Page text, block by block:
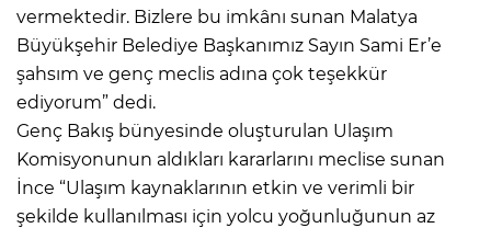
vermektedir. Bizlere bu imkânı sunan Malatya
Büyükşehir Belediye Başkanımız Sayın Sami Er’e
şahsım ve genç meclis adına çok teşekkür
ediyorum” dedi.
Genç Bakış bünyesinde oluşturulan Ulaşım
Komisyonunun aldıkları kararlarını meclise sunan
İnce “Ulaşım kaynaklarının etkin ve verimli bir
şekilde kullanılması için yolcu yoğunluğunun az